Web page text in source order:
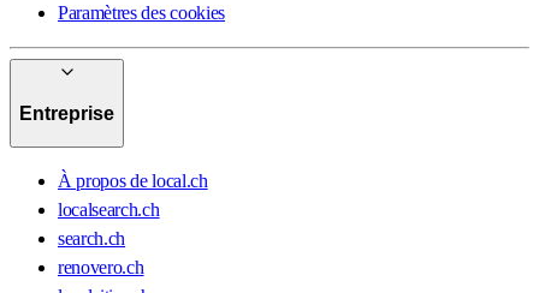
Paramètres des cookies
Entreprise
À propos de local.ch
localsearch.ch
search.ch
renovero.ch